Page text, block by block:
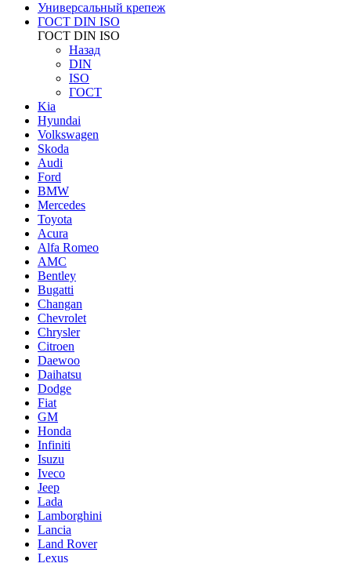
Универсальный крепеж
ГОСТ DIN ISO
ГОСТ DIN ISO
Назад
DIN
ISO
ГОСТ
Kia
Hyundai
Volkswagen
Skoda
Audi
Ford
BMW
Mercedes
Toyota
Acura
Alfa Romeo
AMC
Bentley
Bugatti
Changan
Chevrolet
Chrysler
Citroen
Daewoo
Daihatsu
Dodge
Fiat
GM
Honda
Infiniti
Isuzu
Iveco
Jeep
Lada
Lamborghini
Lancia
Land Rover
Lexus